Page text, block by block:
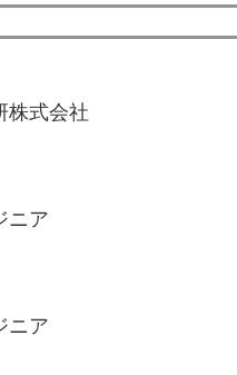
株式会社
ニア
ニア